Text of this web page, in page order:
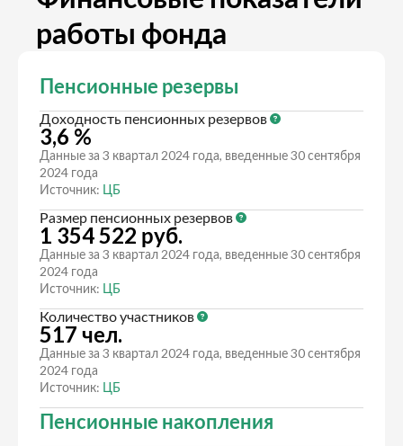
работы фонда
Пенсионные резервы
Доходность пенсионных резервов
3,6 %
Данные за 3 квартал 2024 года, введенные 30 сентября
2024 года
Источник: ЦБ
Размер пенсионных резервов
1 354 522 руб.
Данные за 3 квартал 2024 года, введенные 30 сентября
2024 года
Источник: ЦБ
Количество участников
517 чел.
Данные за 3 квартал 2024 года, введенные 30 сентября
2024 года
Источник: ЦБ
Пенсионные накопления